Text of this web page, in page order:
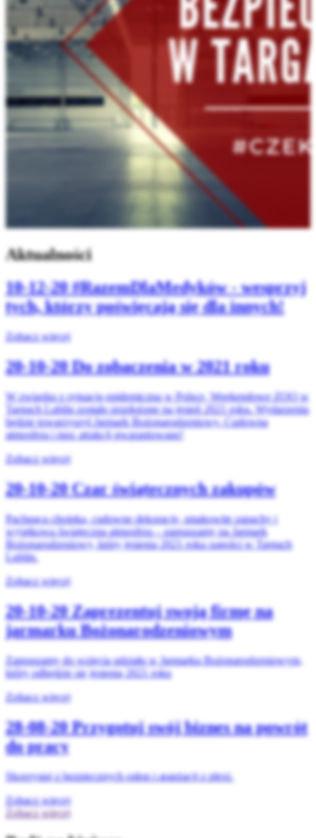
Aktualności
10-12-20#RazemDlaMedyków - wesprzyj
tych, którzy poświęcają się dla innych!
Zobacz więcej
20-10-20Do zobaczenia w 2021 roku
W związku z sytuacją epidemiczną w Polsce, Weekendowe ZOO w
Targach Lublin zostało przełożone na jesień 2021 roku. Wydarzeniu
będzie towarzyszył Jarmark Bożonarodzeniowy. Cudowna
atmosfera i moc atrakcji gwarantowane!
Zobacz więcej
20-10-20Czar świątecznych zakupów
Pachnąca choinka, cudowne dekoracje, smakowite zapachy i
wyjątkowa świąteczna atmosfera – zapraszamy na Jarmark
Bożonarodzeniowy, który jesienią 2021 roku zagości w Targach
Lublin.
Zobacz więcej
20-10-20Zaprezentuj swoją firmę na
jarmarku Bożonarodzeniowym
Zapraszamy do wzięcia udziału w Jarmarku Bożonarodzeniowym,
który odbędzie się jesienią 2021 roku
Zobacz więcej
28-08-20Przygotuj swój biznes na powrót
do pracy
Skorzystaj z bezpiecznych osłon i aranżacji z plexi.
Zobacz więcej
Zobacz więcej